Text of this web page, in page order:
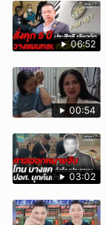
06:52
00:54
03:02